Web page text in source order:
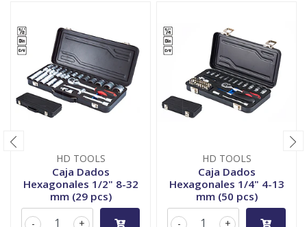
HD TOOLS
Caja Dados
Hexagonales 1/2" 8-32
mm (29 pcs)
+
-
HD TOOLS
Caja Dados
Hexagonales 1/4" 4-13
mm (50 pcs)
+
-